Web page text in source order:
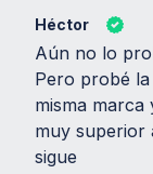
No
está
si
Héctor
Aún no lo
Pero probé
misma marca
muy superior
sigue